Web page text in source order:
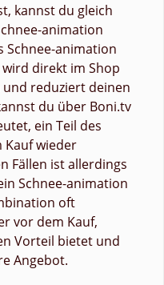
kannst du gleich
animation
Schnee-animation
direkt im Shop
und reduziert deinen
du über Boni.tv
ein Teil des
Kauf wieder
Fällen ist allerdings
Schnee-animation
oft
vor dem Kauf,
Vorteil bietet und
Angebot.